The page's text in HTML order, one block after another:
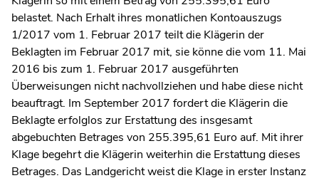
belastet. Nach Erhalt ihres monatlichen Kontoauszugs
1/2017 vom 1. Februar 2017 teilt die Klägerin der
Beklagten im Februar 2017 mit, sie könne die vom 11. Mai
2016 bis zum 1. Februar 2017 ausgeführten
Überweisungen nicht nachvollziehen und habe diese nicht
beauftragt. Im September 2017 fordert die Klägerin die
Beklagte erfolglos zur Erstattung des insgesamt
abgebuchten Betrages von 255.395,61 Euro auf. Mit ihrer
Klage begehrt die Klägerin weiterhin die Erstattung dieses
Betrages. Das Landgericht weist die Klage in erster Instanz